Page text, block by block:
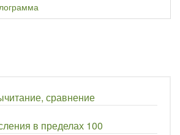
сравнение
в пределах 100